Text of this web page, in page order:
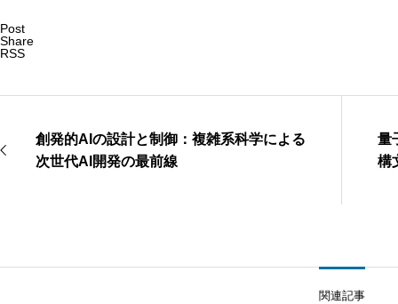
Post
Share
RSS
創発的AIの設計と制御：複雑系科学による
次世代AI開発の最前線
量
構
関連記事